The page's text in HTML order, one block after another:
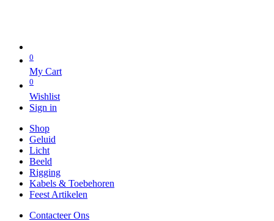
0
My Cart
0
Wishlist
Sign in
Shop
Geluid
Licht
Beeld
Rigging
Kabels & Toebehoren
Feest Artikelen
Contacteer Ons